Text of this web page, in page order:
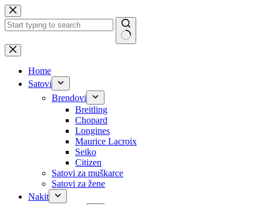
Skip
to
content
No
results
Home
Satovi
Brendovi
Breitling
Chopard
Longines
Maurice Lacroix
Seiko
Citizen
Satovi za muškarce
Satovi za žene
Nakit